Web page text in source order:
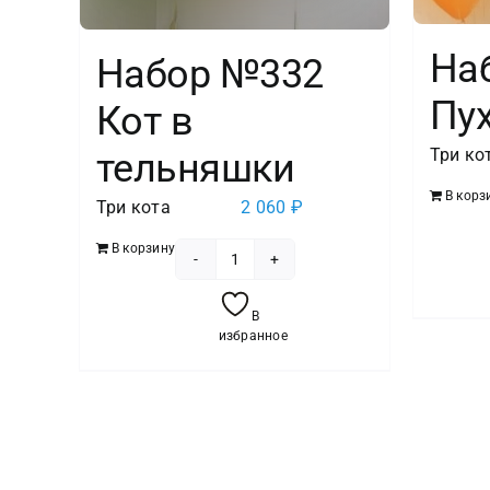
Набор №332
Кот в
тельняшки
Три кота 2 060 ₽
В корзину
товара
Набор
В
избранное
Три
В